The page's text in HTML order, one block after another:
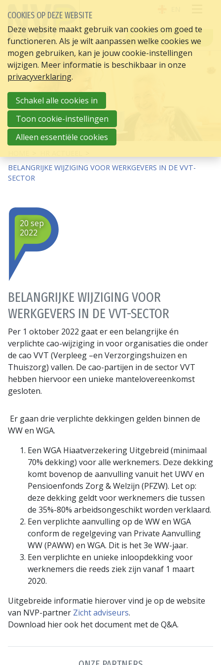
INLOGGEN
BELANGRIJKE WIJZIGING VOOR WERKGEVERS IN DE VVT-
SECTOR
BELANGRIJKE WIJZIGING VOOR
WERKGEVERS IN DE VVT-SECTOR
20 sep
2022
Per 1 oktober 2022 gaat er een belangrijke én
verplichte cao-wijziging in voor organisaties die onder
de cao VVT (Verpleeg –en Verzorgingshuizen en
Thuiszorg) vallen. De cao-partijen in de sector VVT
hebben hiervoor een unieke mantelovereenkomst
gesloten.
Er gaan drie verplichte dekkingen gelden binnen de
WW en WGA.
Een WGA Hiaatverzekering Uitgebreid (minimaal
70% dekking) voor alle werknemers. Deze dekking
komt bovenop de aanvulling vanuit het UWV en
Pensioenfonds Zorg & Welzijn (PFZW). Let op:
deze dekking geldt voor werknemers die tussen
de 35%-80% arbeidsongeschikt worden verklaard.
Een verplichte aanvulling op de WW en WGA
conform de regelgeving van Private Aanvulling
WW (PAWW) en WGA. Dit is het 3e WW-jaar.
Een verplichte en unieke inloopdekking voor
werknemers die reeds ziek zijn vanaf 1 maart
2020.
Uitgebreide informatie hierover vind je op de website
van NVP-partner Zicht adviseurs.
Download hier ook het document met de Q&A.
COOKIES OP DEZE WEBSITE
Deze website maakt gebruik van cookies om goed te
functioneren. Als je wilt aanpassen welke cookies we
mogen gebruiken, kan je jouw cookie-instellingen
wijzigen. Meer informatie is beschikbaar in onze
privacyverklaring.
Schakel alle cookies in
Toon cookie-instellingen
Alleen essentiële cookies